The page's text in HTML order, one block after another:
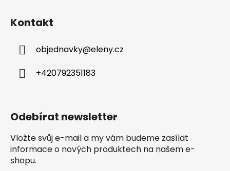
Kontakt
objednavky@eleny.cz
+420792351183
Odebírat newsletter
Vložte svůj e-mail a my vám budeme zasílat
informace o nových produktech na našem e-
shopu.